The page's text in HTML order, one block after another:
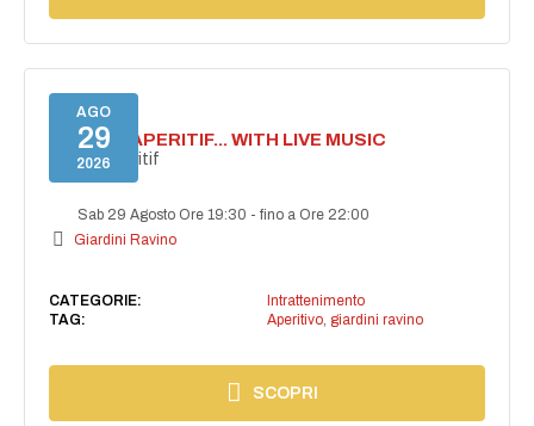
AGO
29
2026
SECRET APERITIF... WITH LIVE MUSIC
Secret aperitif
Sab 29 Agosto Ore 19:30 -fino a Ore 22:00
Giardini Ravino
CATEGORIE:
Intrattenimento
TAG:
Aperitivo, giardini ravino
SCOPRI